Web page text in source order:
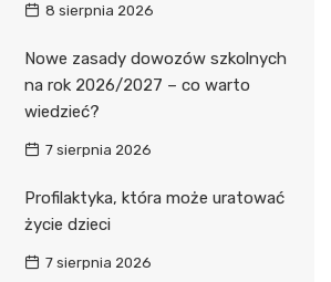
8 sierpnia 2026
Nowe zasady dowozów szkolnych
na rok 2026/2027 – co warto
wiedzieć?
7 sierpnia 2026
Profilaktyka, która może uratować
życie dzieci
7 sierpnia 2026